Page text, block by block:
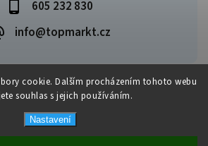
cookie. Dalším procházením tohoto webu
souhlas s jejich používáním.
Nastavení
605 232 830
info@topmarkt.cz
Topmarkt.cz. Všechna práva vyhrazena.
VytvořilShoptet| Design